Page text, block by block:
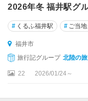
2026年冬 福井駅グ
# くるふ福井駅 # ご当
福井市
旅行記グループ 北陸の
22 2026/01/24～